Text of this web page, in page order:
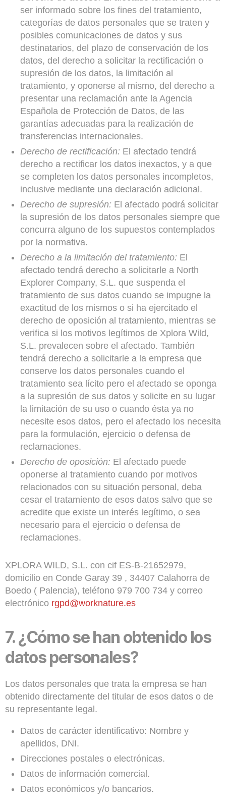
ser informado sobre los fines del tratamiento,
categorías de datos personales que se traten y
posibles comunicaciones de datos y sus
destinatarios, del plazo de conservación de los
datos, del derecho a solicitar la rectificación o
supresión de los datos, la limitación al
tratamiento, y oponerse al mismo, del derecho a
presentar una reclamación ante la Agencia
Española de Protección de Datos, de las
garantías adecuadas para la realización de
transferencias internacionales.
Derecho de rectificación: El afectado tendrá
derecho a rectificar los datos inexactos, y a que
se completen los datos personales incompletos,
inclusive mediante una declaración adicional.
Derecho de supresión: El afectado podrá solicitar
la supresión de los datos personales siempre que
concurra alguno de los supuestos contemplados
por la normativa.
Derecho a la limitación del tratamiento: El
afectado tendrá derecho a solicitarle a North
Explorer Company, S.L. que suspenda el
tratamiento de sus datos cuando se impugne la
exactitud de los mismos o si ha ejercitado el
derecho de oposición al tratamiento, mientras se
verifica si los motivos legítimos de Xplora Wild,
S.L. prevalecen sobre el afectado. También
tendrá derecho a solicitarle a la empresa que
conserve los datos personales cuando el
tratamiento sea lícito pero el afectado se oponga
a la supresión de sus datos y solicite en su lugar
la limitación de su uso o cuando ésta ya no
necesite esos datos, pero el afectado los necesita
para la formulación, ejercicio o defensa de
reclamaciones.
Derecho de oposición: El afectado puede
oponerse al tratamiento cuando por motivos
relacionados con su situación personal, deba
cesar el tratamiento de esos datos salvo que se
acredite que existe un interés legítimo, o sea
necesario para el ejercicio o defensa de
reclamaciones.
XPLORA WILD, S.L. con cif ES-B-21652979,
domicilio en Conde Garay 39 , 34407 Calahorra de
Boedo ( Palencia), teléfono 979 700 734 y correo
electrónico rgpd@worknature.es
7.¿Cómo se han obtenido los
datos personales?
Los datos personales que trata la empresa se han
obtenido directamente del titular de esos datos o de
su representante legal.
Datos de carácter identificativo: Nombre y
apellidos, DNI.
Direcciones postales o electrónicas.
Datos de información comercial.
Datos económicos y/o bancarios.